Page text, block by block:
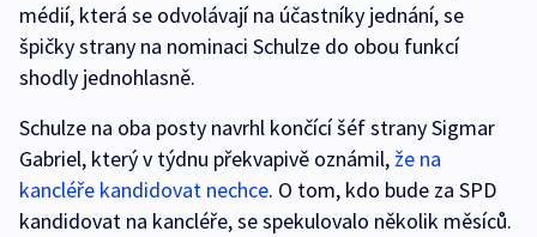
médií, která se odvolávají na účastníky jednání, se
špičky strany na nominaci Schulze do obou funkcí
shodly jednohlasně.
Schulze na oba posty navrhl končící šéf strany Sigmar
Gabriel, který v týdnu překvapivě oznámil, že na
kancléře kandidovat nechce. O tom, kdo bude za SPD
kandidovat na kancléře, se spekulovalo několik měsíců.